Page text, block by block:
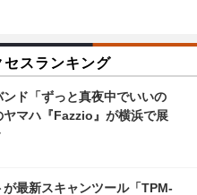
セスランキング
ンド「ずっと真夜中でいいの
ヤマハ『Fazzio』が横浜で展
最新スキャンツール「TPM-